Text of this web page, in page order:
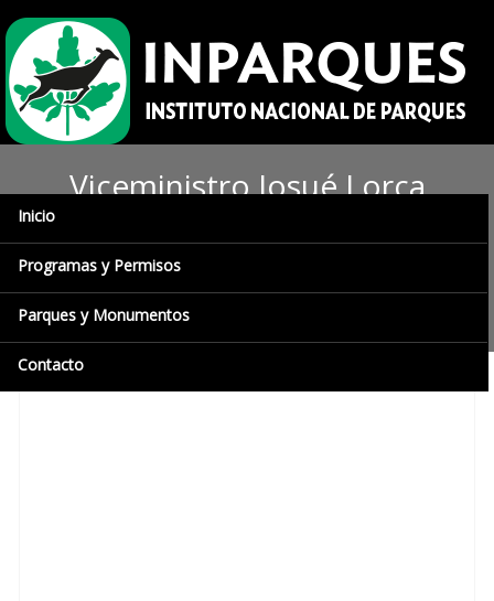
Inicio
Programas y Permisos
Parques y Monumentos
Contacto
Viceministro Josué Lorca
inspeccionó campamentos y
sendero del Parque Nacional
Canaima